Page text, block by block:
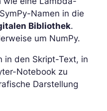
Namen in die
Bibliothek.
um NumPy.
in den Skript-Text, in
Notebook zu
Darstellung